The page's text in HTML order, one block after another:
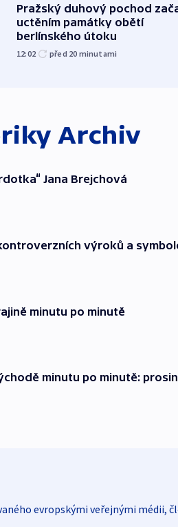
Pražský duhový pochod
uctěním památky obětí
berlínského útoku
12:02 před 20 minutami
Archiv
Jana Brejchová
výroků a
minutu po minutě
minutu po minutě:
evropskými veřejnými médii,